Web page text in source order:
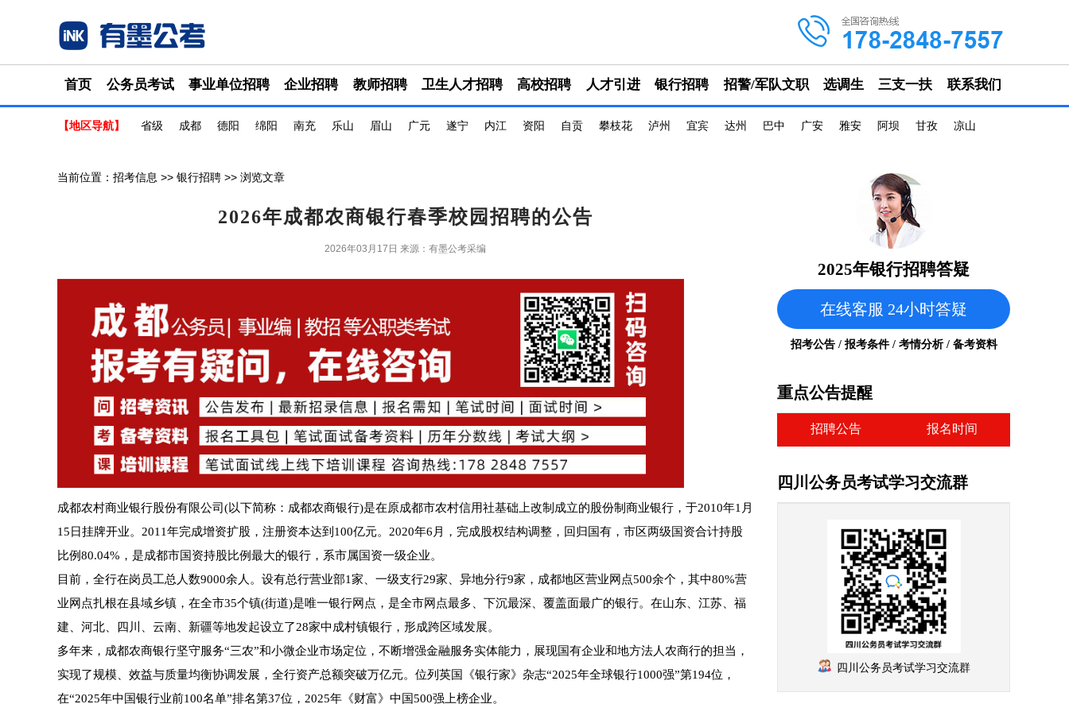
首页 公务员考试 事业单位招聘 企业招聘 教师招聘 卫生人才招聘 高校招聘 人才引进 银行招聘 招警/军队文职 选调生 三支一扶 联系我们
【地区导航】 省级 成都 德阳 绵阳 南充 乐山 眉山 广元 遂宁 内江 资阳 自贡 攀枝花 泸州 宜宾 达州 巴中 广安 雅安 阿坝 甘孜 凉山
当前位置： 招考信息 >> 银行招聘 >> 浏览文章
2026年成都农商银行春季校园招聘的公告
2026年03月17日 来源：有墨公考采编
成都农村商业银行股份有限公司(以下简称：成都农商银行)是在原成都市农村信用社基础上改制成立的股份制商业银行，于2010年1月
15日挂牌开业。2011年完成增资扩股，注册资本达到100亿元。2020年6月，完成股权结构调整，回归国有，市区两级国资合计持股
比例80.04%，是成都市国资持股比例最大的银行，系市属国资一级企业。
目前，全行在岗员工总人数9000余人。设有总行营业部1家、一级支行29家、异地分行9家，成都地区营业网点500余个，其中80%营
业网点扎根在县域乡镇，在全市35个镇(街道)是唯一银行网点，是全市网点最多、下沉最深、覆盖面最广的银行。在山东、江苏、福
建、河北、四川、云南、新疆等地发起设立了28家中成村镇银行，形成跨区域发展。
多年来，成都农商银行坚守服务“三农”和小微企业市场定位，不断增强金融服务实体能力，展现国有企业和地方法人农商行的担当，
实现了规模、效益与质量均衡协调发展，全行资产总额突破万亿元。位列英国《银行家》杂志“2025年全球银行1000强”第194位，
在“2025年中国银行业前100名单”排名第37位，2025年《财富》中国500强上榜企业。
2025年银行招聘答疑
在线客服 24小时答疑
招考公告 / 报考条件 / 考情分析 / 备考资料
重点公告提醒
招聘公告 报名时间
四川公务员考试学习交流群
四川公务员考试学习交流群